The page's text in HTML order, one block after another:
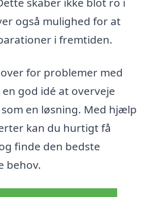
også mulighed for at
i fremtiden.
for problemer med
god idé at overveje
en løsning. Med hjælp
kan du hurtigt få
finde den bedste
behov.